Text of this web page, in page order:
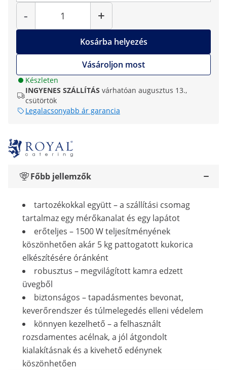
-
Mennyiség
+
Kosárba helyezés
Vásároljon most
Készleten
INGYENES SZÁLLÍTÁS várhatóan augusztus 13.,
csütörtök
Legalacsonyabb ár garancia
Főbb jellemzők
tartozékokkal együtt – a szállítási csomag
tartalmaz egy mérőkanalat és egy lapátot
erőteljes – 1500 W teljesítményének
köszönhetően akár 5 kg pattogatott kukorica
elkészítésére óránként
robusztus – megvilágított kamra edzett
üvegből
biztonságos – tapadásmentes bevonat,
keverőrendszer és túlmelegedés elleni védelem
könnyen kezelhető – a felhasznált
rozsdamentes acélnak, a jól átgondolt
kialakításnak és a kivehető edénynek
köszönhetően